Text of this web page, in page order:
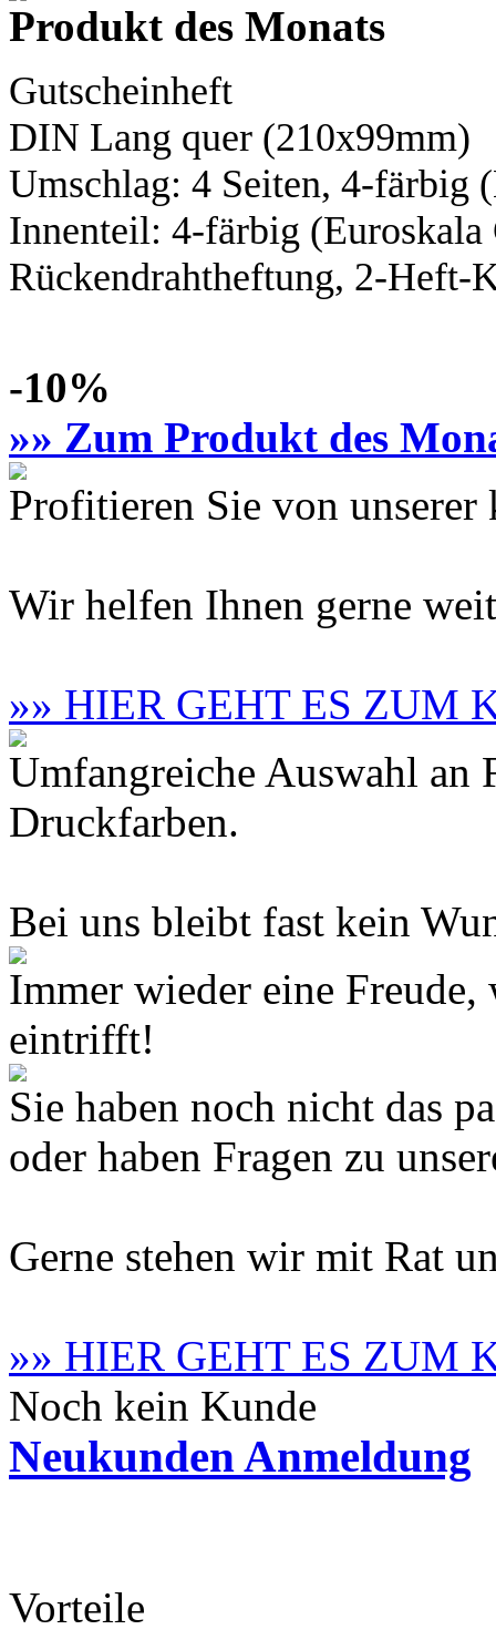
Produkt des Monats
Gutscheinheft
DIN Lang quer (210x99mm)
Umschlag: 4 Seiten, 4-färbig
Innenteil: 4-färbig
Rückendrahtheftung, 2-Heft-
-10%
»» Zum Produkt des
Profitieren Sie von unserer
Wir helfen Ihnen gerne
»» HIER GEHT ES ZUM
Umfangreiche Auswahl an
Druckfarben.
Bei uns bleibt fast kein
Immer wieder eine
eintrifft!
Sie haben noch nicht das
oder haben Fragen zu
Gerne stehen wir mit Rat
»» HIER GEHT ES ZUM
Noch kein Kunde
Neukunden Anmeldung
Vorteile